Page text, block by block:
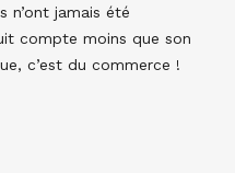
n’ont jamais été
compte moins que son
c’est du commerce !